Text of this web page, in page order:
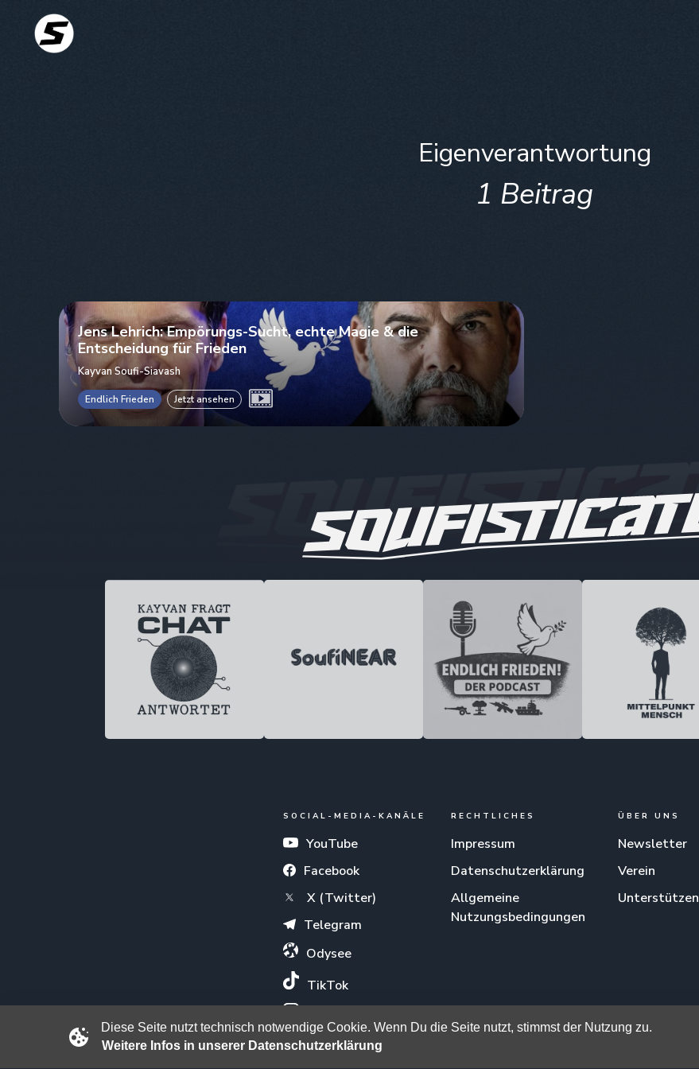
Eigenverantwortung
1 Beitrag
Jens Lehrich: Empörungs-Sucht, echte Magie & die
Entscheidung für Frieden
Kayvan Soufi-Siavash
Endlich Frieden Jetzt ansehen
SOCIAL-MEDIA-KANÄLE
YouTube
Facebook
X (Twitter)
Telegram
Odysee
TikTok
RECHTLICHES
Impressum
Datenschutzerklärung
Allgemeine
Nutzungsbedingungen
ÜBER UNS
Newsletter
Verein
Unterstützen
Diese Seite nutzt technisch notwendige Cookie. Wenn Du die Seite nutzt, stimmst der Nutzung zu.
Weitere Infos in unserer Datenschutzerklärung